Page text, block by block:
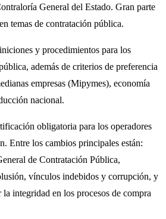
General del Estado. Gran parte
temas de contratación pública.
y procedimientos para los
además de criterios de preferencia
empresas (Mipymes), economía
nacional.
obligatoria para los operadores
Entre los cambios principales están:
de Contratación Pública,
vínculos indebidos y corrupción, y
la integridad en los procesos de compra